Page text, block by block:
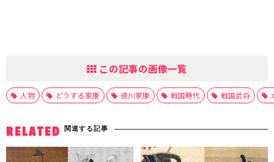
この記事の画像一覧
人物 どうする家康 徳川家康 戦国時代 戦国武将
RELATED 関連する記事